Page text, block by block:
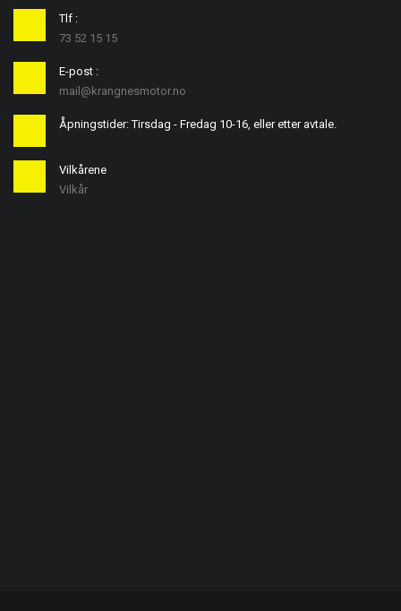
Tlf :
73 52 15 15
E-post :
mail@krangnesmotor.no
Åpningstider: Tirsdag - Fredag 10-16, eller etter avtale.
Vilkårene
Vilkår